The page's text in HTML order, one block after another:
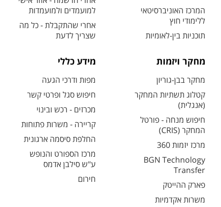
המרכז האוניברסיטאי
ללימודי חוץ
תוכניות בין-לאומיות
למועמדים ולמועמדות
אחרי שהתקבלת - כל מה
שצריך לדעת
מחקר ויזמות
מחקר בבן-גוריון
קטלוג תשתיות המחקר
(אנגלית)
חיפוש מנחה - פורטל
המחקר (CRIS)
מרכז יזמות 360
BGN Technology
Transfer
פארק ההייטק
משרות אקדמיות
מידע כללי
מפות ודרכי הגעה
חיפוש סגל ופרטי קשר
מכרזים - רכש ובינוי
קריירה - משרות פתוחות
החלפת סיסמה ארגונית
מרכז הספורט והנופש
ע"ש סילבן אדמס
חירום